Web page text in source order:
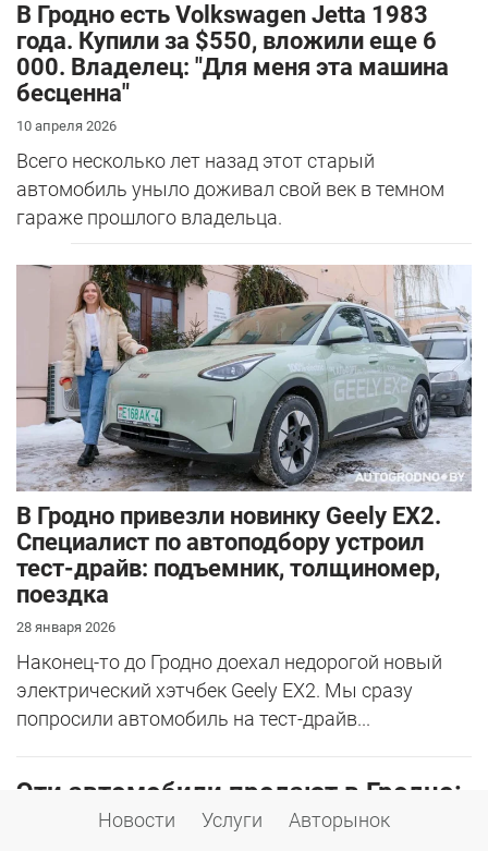
В Гродно есть Volkswagen Jetta 1983
года. Купили за $550, вложили еще 6
000. Владелец: "Для меня эта машина
бесценна"
10 апреля 2026
Всего несколько лет назад этот старый
автомобиль уныло доживал свой век в темном
гараже прошлого владельца.
В Гродно привезли новинку Geely EX2.
Специалист по автоподбору устроил
тест-драйв: подъемник, толщиномер,
поездка
28 января 2026
Наконец-то до Гродно доехал недорогой новый
электрический хэтчбек Geely EX2. Мы сразу
попросили автомобиль на тест-драйв...
Эти автомобили продают в Гродно:
Новости Услуги Авторынок